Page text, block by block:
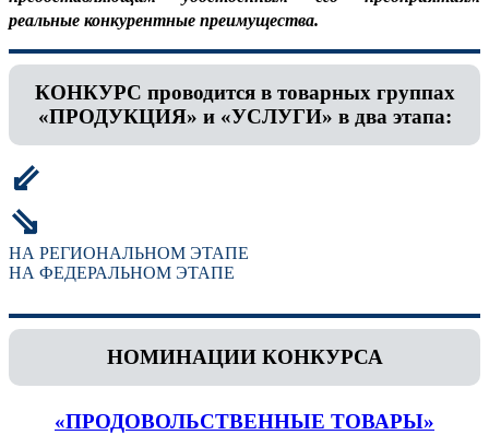
реальные конкурентные преимущества.
КОНКУРС проводится в товарных группах
«ПРОДУКЦИЯ» и «УСЛУГИ» в два этапа:
⇙
⇘
НА РЕГИОНАЛЬНОМ ЭТАПЕ
НА ФЕДЕРАЛЬНОМ ЭТАПЕ
НОМИНАЦИИ КОНКУРСА
«ПРОДОВОЛЬСТВЕННЫЕ ТОВАРЫ»